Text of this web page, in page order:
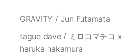
GRAVITY / Jun Futamata
tague dave / ミロコマチコ x
haruka nakamura